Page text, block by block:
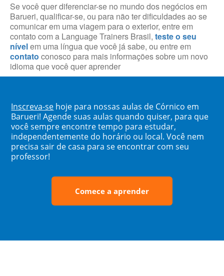
Se você quer diferenciar-se no mundo dos negócios em
Barueri, qualificar-se, ou para não ter dificuldades ao se
comunicar em uma viagem para o exterior, entre em
contato com a Language Trainers Brasil, teste o seu
nívelem uma língua que você já sabe, ou entre em
contato conosco para mais informações sobre um novo
idioma que você quer aprender
Inscreva-se hoje para nossas aulas de Córnico em
Barueri! Agende suas aulas quando quiser, para que
você sempre encontre tempo para estudar,
independentemente do horário ou local. Você nem
precisa sair de casa para se encontrar com seu
professor!
Comece a aprender